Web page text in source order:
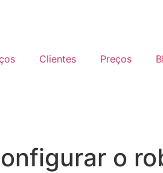
Clientes Preços
o